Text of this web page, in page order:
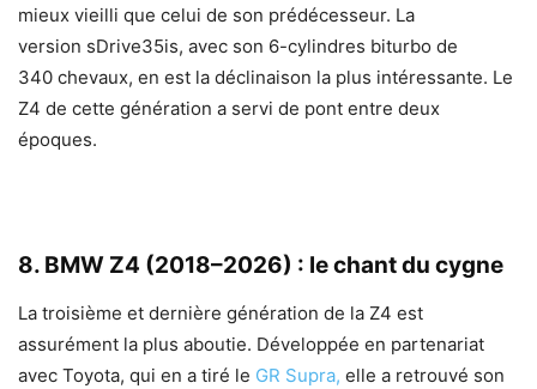
mieux vieilli que celui de son prédécesseur. La
version sDrive35is, avec son 6-cylindres biturbo de
340 chevaux, en est la déclinaison la plus intéressante. Le
Z4 de cette génération a servi de pont entre deux
époques.
8. BMW Z4 (2018–2026) : le chant du cygne
La troisième et dernière génération de la Z4 est
assurément la plus aboutie. Développée en partenariat
avec Toyota, qui en a tiré le GR Supra, elle a retrouvé son